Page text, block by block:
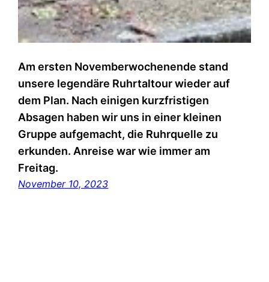
Am ersten Novemberwochenende stand
unsere legendäre Ruhrtaltour wieder auf
dem Plan. Nach einigen kurzfristigen
Absagen haben wir uns in einer kleinen
Gruppe aufgemacht, die Ruhrquelle zu
erkunden. Anreise war wie immer am
Freitag.
November 10, 2023